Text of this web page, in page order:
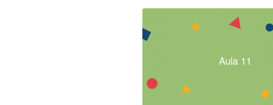
Aula 11